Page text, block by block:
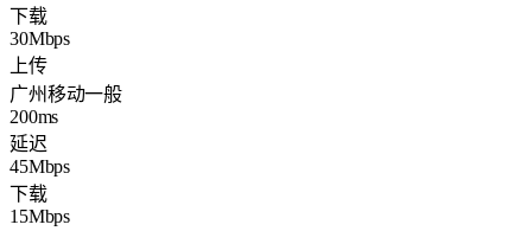
下载
30Mbps
上传
广州移动一般
200ms
延迟
45Mbps
下载
15Mbps